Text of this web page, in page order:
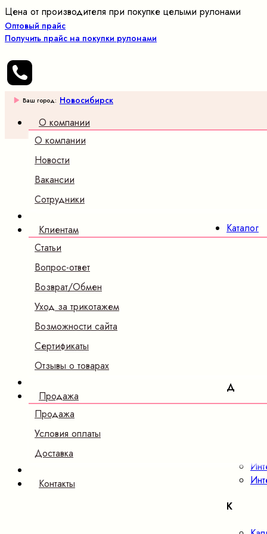
Цена от производителя при покупке целыми рулонами
Оптовый прайс
Получить прайс на покупки рулонами
Ваш город: Новосибирск
О компании
О компании
Новости
Вакансии
Сотрудники
Клиентам
Статьи
Вопрос-ответ
Возврат/Обмен
Уход за трикотажем
Возможности сайта
Сертификаты
Отзывы о товарах
Продажа
Продажа
Условия оплаты
Доставка
Контакты
Каталог
Д
К